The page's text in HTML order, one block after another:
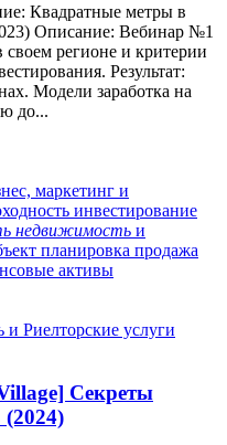
Квадратные метры в
Описание: Вебинар №1
своем регионе и критерии
Результат:
Модели заработка на
до...
маркетинг и
инвестирование
недвижимость и
планировка продажа
активы
Риелторские услуги
Секреты